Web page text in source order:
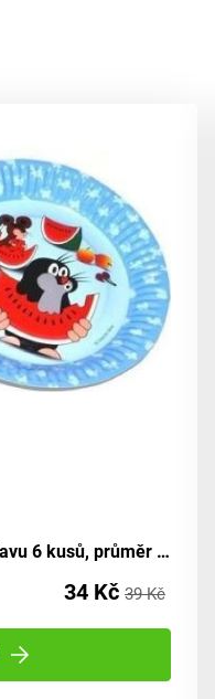
Sada Krteček a přátelé na oslavu 6 kusů, průměr 18 cm
34 Kč 39 Kč